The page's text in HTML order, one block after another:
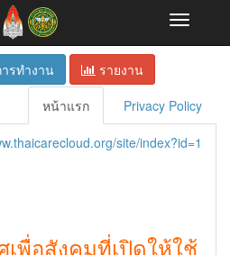
Toggle
รทำงาน
รายงาน
หน้าแรก
Privacy Policy
site/index?id=1
เพื่อสังคมที่เปิดให้ใช้